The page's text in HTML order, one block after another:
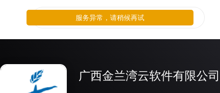
广西金兰湾云软件有限公司
服务异常，请稍候再试